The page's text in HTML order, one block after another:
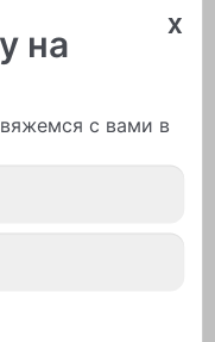
x
на
с вами в